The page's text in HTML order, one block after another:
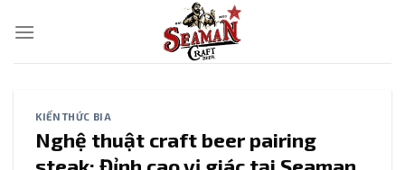
KIẾN THỨC BIA
Nghệ thuật craft beer pairing